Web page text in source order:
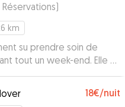
Réservations)
km
su prendre soin de
tout un week-end. Elle a
disponible et nous a
pendant toute la
prochaine fois que nous
18€/nuit